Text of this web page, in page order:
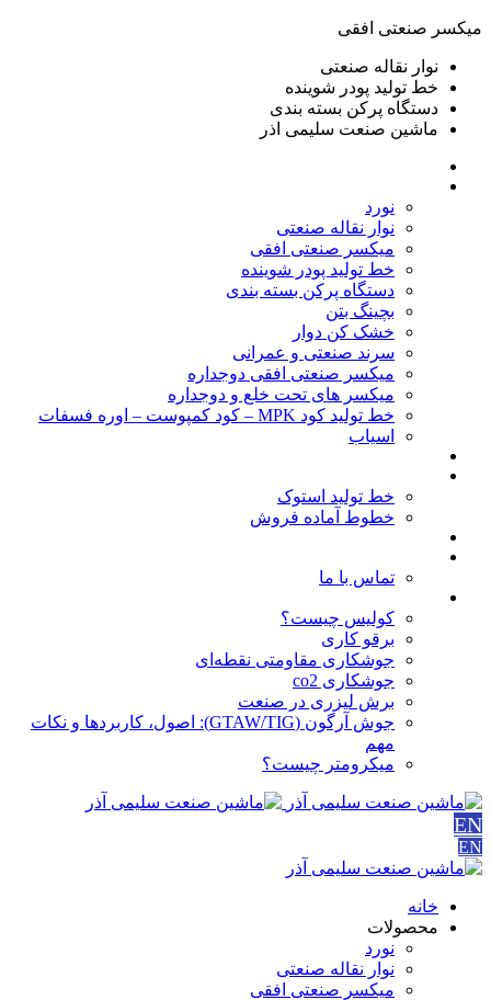
ميكسر صنعتی افقی
نوار نقاله صنعتی
خط تولید پودر شوينده
دستگاه پرکن بسته بندی
ماشين صنعت سليمی اذر
نورد
نوار نقاله صنعتی
ميكسر صنعتی افقی
خط تولید پودر شوينده
دستگاه پرکن بسته بندی
بچينگ بتن
خشک کن دوار
سرند صنعتی و عمرانی
میکسر صنعتی افقی دوجداره
میکسر های تحت خلع و دوجداره
خط تولید کود MPK – کود کمپوست – اوره فسفات
اسیاب
خط تولید استوک
خطوط آماده فروش
تماس با ما
کولیس چیست؟
برقو کاری
جوشکاری مقاومتی نقطه‌ای
جوشکاری co2
برش لیزری در صنعت
جوش آرگون (GTAW/TIG): اصول، کاربردها و نکات
مهم
میکرومتر چیست؟
EN
EN
خانه
محصولات
نورد
نوار نقاله صنعتی
ميكسر صنعتی افقی